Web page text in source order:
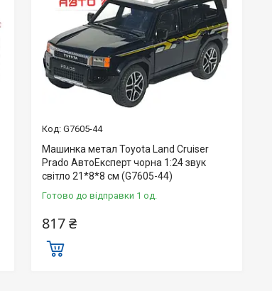
G7605-44
Машинка метал Toyota Land Cruiser
Prado АвтоЕксперт чорна 1:24 звук
світло 21*8*8 см (G7605-44)
Готово до відправки 1 од.
817 ₴